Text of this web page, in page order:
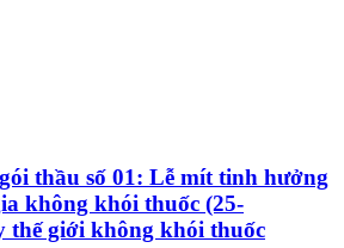
thầu số 01: Lễ mít tinh hưởng
không khói thuốc (25-
thế giới không khói thuốc